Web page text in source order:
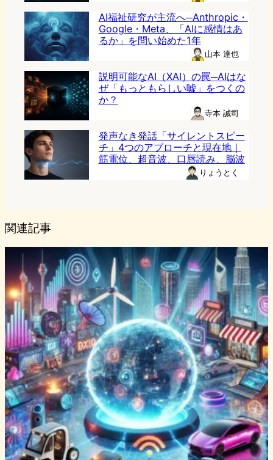
AI福祉研究が主流へ─Anthropic・
Google・Meta、「AIに感情はあ
るか」を問い始めた1年
山本 達也
説明可能なAI（XAI）の罠─AIはな
ぜ「もっともらしい嘘」をつくの
か？
寺本 誠司
発声なき発話「サイレントスピー
チ」4つのアプローチと現在地｜
筋電位、超音波、口唇読み、脳波
りょうとく
関連記事